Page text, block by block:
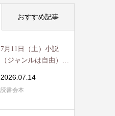
おすすめ記事
7月11日（土）小説
（ジャンルは自由）限
2026.07.14
読書会本